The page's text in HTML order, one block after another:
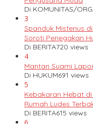
Di KOMUNITAS/
3
Spanduk Misterius
Soroti Penegakan
Di BERITA720 views
4
Mantan Suami
Di HUKUM691 views
5
Kebakaran Hebat
Rumah Ludes
Di BERITA615 views
6